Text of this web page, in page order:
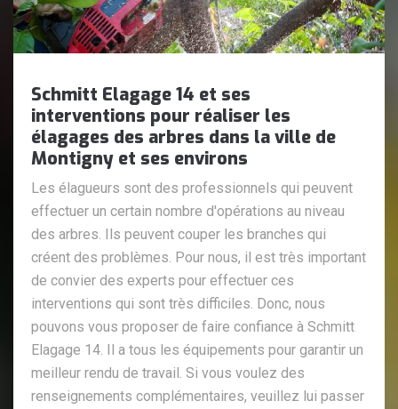
Schmitt Elagage 14 et ses
interventions pour réaliser les
élagages des arbres dans la ville de
Montigny et ses environs
Les élagueurs sont des professionnels qui peuvent
effectuer un certain nombre d'opérations au niveau
des arbres. Ils peuvent couper les branches qui
créent des problèmes. Pour nous, il est très important
de convier des experts pour effectuer ces
interventions qui sont très difficiles. Donc, nous
pouvons vous proposer de faire confiance à Schmitt
Elagage 14. Il a tous les équipements pour garantir un
meilleur rendu de travail. Si vous voulez des
renseignements complémentaires, veuillez lui passer